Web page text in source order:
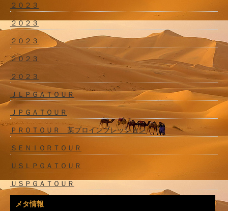
２０２３
２０２３
２０２３
２０２３
２０２３
ＪＬＰＧＡＴＯＵＲ
ＪＰＧＡＴＯＵＲ
ＰＲＯＴＯＵＲ 某プロインプレッション
ＳＥＮＩＯＲＴＯＵＲ
ＵＳＬＰＧＡＴＯＵＲ
ＵＳＰＧＡＴＯＵＲ
メタ情報